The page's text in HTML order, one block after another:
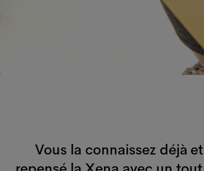
Vous la connaissez déjà